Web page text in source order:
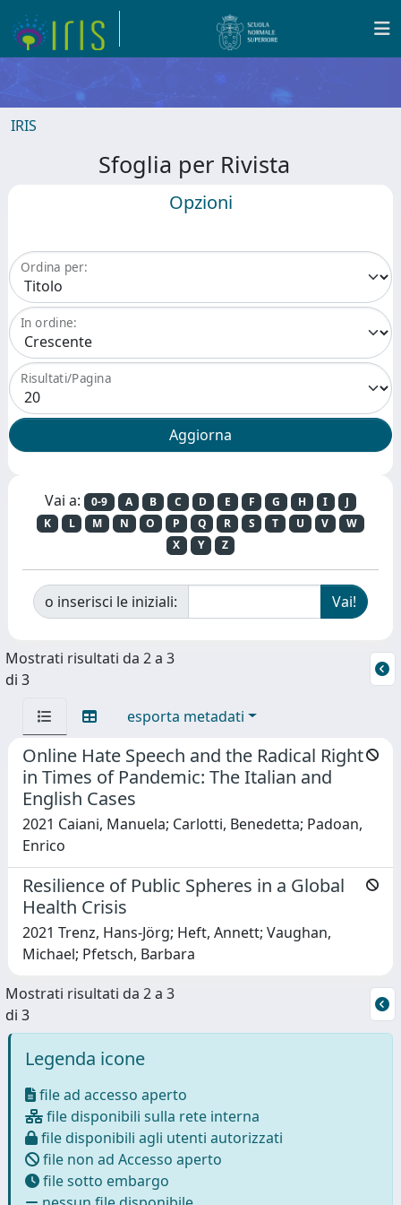
IRIS
Sfoglia per Rivista
Opzioni
Ordina per:
In ordine:
Risultati/Pagina
Vai a: 0-9 A B C D E F G H I
J
K
L M N O P Q R S T U V
W
X
Y Z
o inserisci le iniziali:
Mostrati risultati da 2 a 3
di 3
esporta metadati
Online Hate Speech and the Radical Right
in Times of Pandemic: The Italian and
English Cases
2021 Caiani, Manuela; Carlotti, Benedetta; Padoan,
Enrico
Resilience of Public Spheres in a Global
Health Crisis
2021 Trenz, Hans-Jörg; Heft, Annett; Vaughan,
Michael; Pfetsch, Barbara
Mostrati risultati da 2 a 3
di 3
Legenda icone
file ad accesso aperto
file disponibili sulla rete interna
file disponibili agli utenti autorizzati
file non ad Accesso aperto
file sotto embargo